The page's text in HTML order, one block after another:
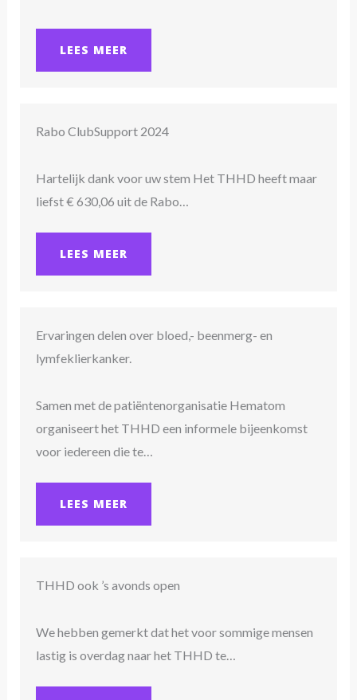
LEES MEER
Rabo ClubSupport 2024
Hartelijk dank voor uw stem Het THHD heeft maar
liefst € 630,06 uit de Rabo…
LEES MEER
Ervaringen delen over bloed,- beenmerg- en
lymfeklierkanker.
Samen met de patiëntenorganisatie Hematom
organiseert het THHD een informele bijeenkomst
voor iedereen die te…
LEES MEER
THHD ook ’s avonds open
We hebben gemerkt dat het voor sommige mensen
lastig is overdag naar het THHD te…